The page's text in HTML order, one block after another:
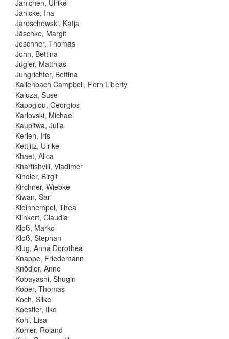
Jänichen, Ulrike
Jänicke, Ina
Jaroschewski, Katja
Jäschke, Margit
Jeschner, Thomas
John, Bettina
Jügler, Matthias
Jungrichter, Bettina
Kallenbach Campbell, Fern Liberty
Kaluza, Suse
Kapoglou, Georgios
Karlovski, Michael
Kaupitwa, Julia
Kerlen, Iris
Kettlitz, Ulrike
Khaet, Alica
Khartishvili, Vladimer
Kindler, Birgit
Kirchner, Wiebke
Kiwan, Sari
Kleinhempel, Thea
Klinkert, Claudia
Kloß, Marko
Kloß, Stephan
Klug, Anna Dorothea
Knappe, Friedemann
Knödler, Anne
Kobayashi, Shugin
Kober, Thomas
Koch, Silke
Koestler, Ilko
Kohl, Lisa
Köhler, Roland